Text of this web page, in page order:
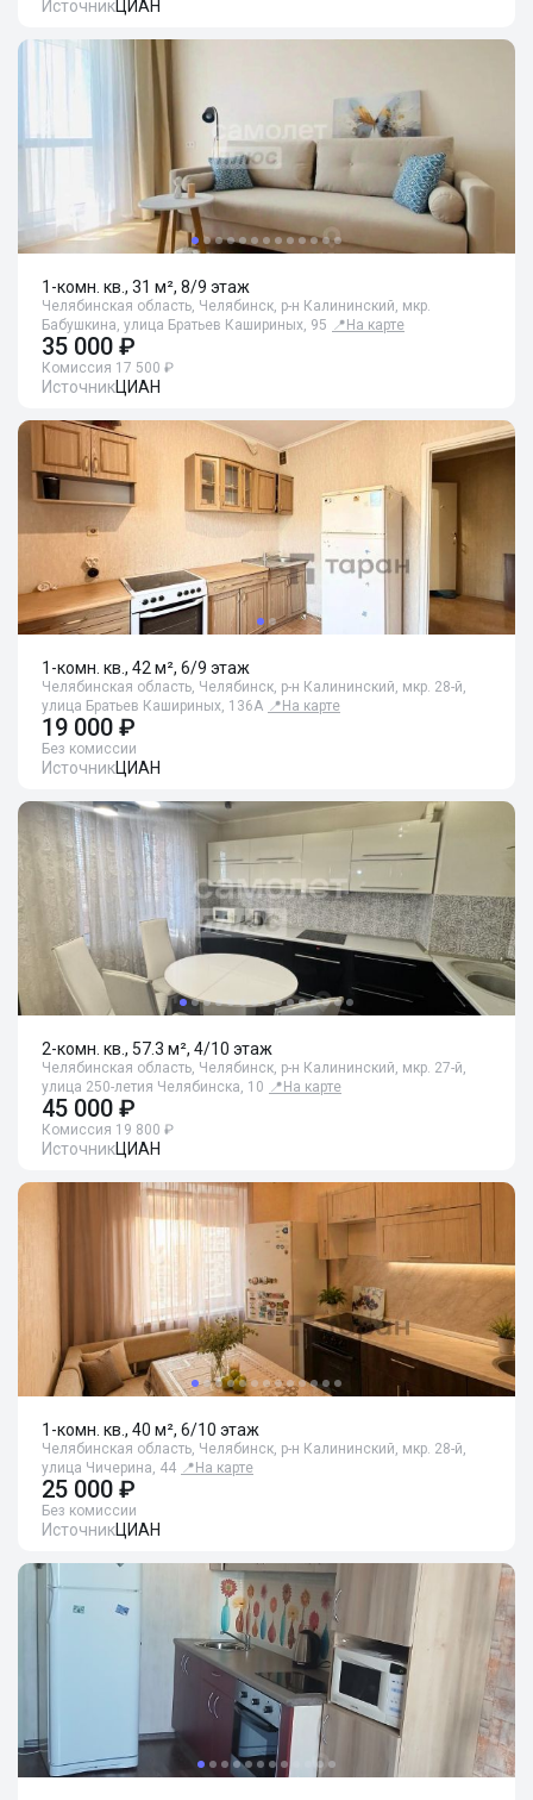
ИсточникЦИАН
1-комн. кв., 31 м², 8/9 этаж
Челябинская область, Челябинск, р-н Калининский, мкр.
Бабушкина, улица Братьев Кашириных, 95 📍 На карте
35 000 ₽
Комиссия 17 500 ₽
ИсточникЦИАН
1-комн. кв., 42 м², 6/9 этаж
Челябинская область, Челябинск, р-н Калининский, мкр. 28-й,
улица Братьев Кашириных, 136А 📍 На карте
19 000 ₽
Без комиссии
ИсточникЦИАН
2-комн. кв., 57.3 м², 4/10 этаж
Челябинская область, Челябинск, р-н Калининский, мкр. 27-й,
улица 250-летия Челябинска, 10 📍 На карте
45 000 ₽
Комиссия 19 800 ₽
ИсточникЦИАН
1-комн. кв., 40 м², 6/10 этаж
Челябинская область, Челябинск, р-н Калининский, мкр. 28-й,
улица Чичерина, 44 📍 На карте
25 000 ₽
Без комиссии
ИсточникЦИАН